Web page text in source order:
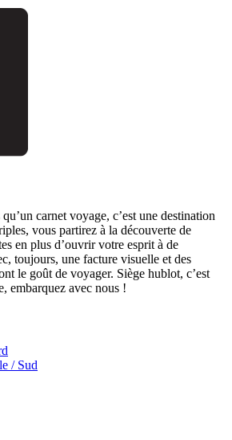
carnet voyage, c’est une destination
vous partirez à la découverte de
en plus d’ouvrir votre esprit à de
toujours, une facture visuelle et des
le goût de voyager. Siège hublot, c’est
embarquez avec nous !
/ Sud